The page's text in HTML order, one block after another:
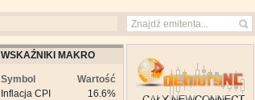
WSKAŹNIKI MAKRO
Symbol
Wartość
Inflacja CPI
16.6%